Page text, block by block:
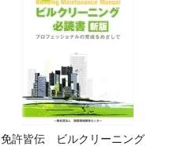
免許皆伝 ビルクリーニング